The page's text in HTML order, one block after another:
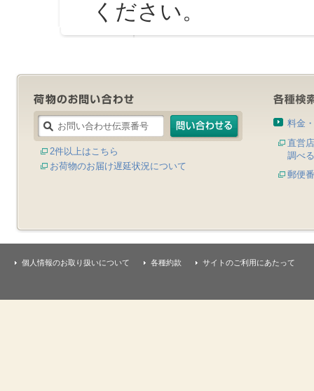
ください。
2件以上はこちら
お荷物のお届け遅延状況について
料金
直営
調べる
郵便
個人情報のお取り扱いについて 各種約款 サイトのご利用にあたって